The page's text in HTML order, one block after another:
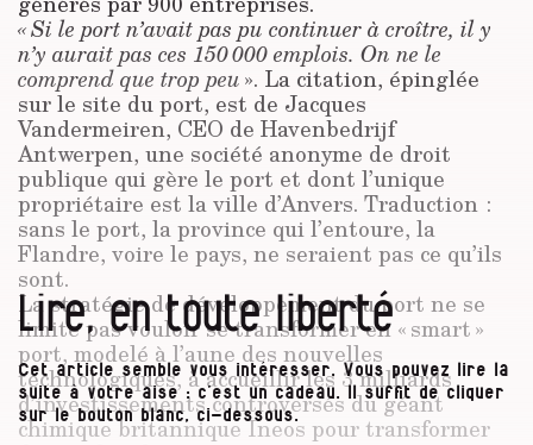
« Si le port n’avait pas pu continuer à croître, il y
n’y aurait pas ces 150 000 emplois. On ne le
comprend que trop peu». La citation, épinglée
sur le site du port, est de Jacques
Vandermeiren, CEO de Havenbedrijf
Antwerpen, une société anonyme de droit
publique qui gère le port et dont l’unique
propriétaire est la ville d’Anvers. Traduction :
sans le port, la province qui l’entoure, la
Flandre, voire le pays, ne seraient pas ce qu’ils
sont.
La stratégie de développement du port ne se
limite pas vouloir se transformer en « smart »
port, modelé à l’aune des nouvelles
technologiques, à accueillir les 3 milliards
d’investissements controversés du géant
chimique britannique Ineos pour transformer
Lire, en toute liberté
Cet article semble vous intéresser. Vous pouvez lire la
suite à votre aise : c’est un cadeau. Il suffit de cliquer
sur le bouton blanc, ci-dessous.